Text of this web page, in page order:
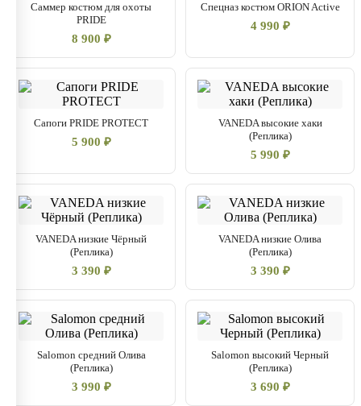
Саммер костюм для охоты
PRIDE
8 900 ₽
Спецназ костюм ORION Active
4 990 ₽
Сапоги PRIDE PROTECT
5 900 ₽
VANEDA высокие хаки
(Реплика)
5 990 ₽
VANEDA низкие Чёрный
(Реплика)
3 390 ₽
VANEDA низкие Олива
(Реплика)
3 390 ₽
Salomon средний Олива
(Реплика)
3 990 ₽
Salomon высокий Черный
(Реплика)
3 690 ₽